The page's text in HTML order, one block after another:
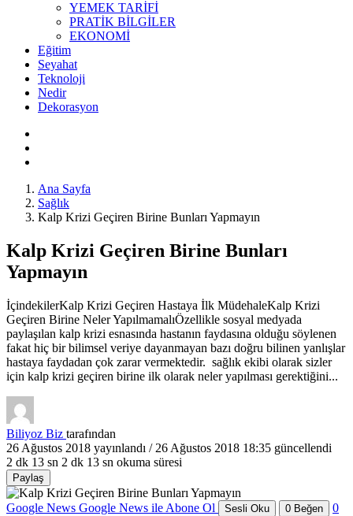
YEMEK TARİFİ
PRATİK BİLGİLER
EKONOMİ
Eğitim
Seyahat
Teknoloji
Nedir
Dekorasyon
Ana Sayfa
Sağlık
Kalp Krizi Geçiren Birine Bunları Yapmayın
Kalp Krizi Geçiren Birine Bunları
Yapmayın
İçindekilerKalp Krizi Geçiren Hastaya İlk MüdehaleKalp Krizi
Geçiren Birine Neler YapılmamalıÖzellikle sosyal medyada
paylaşılan kalp krizi esnasında hastanın faydasına olduğu söylenen
fakat hiç bir bilimsel veriye dayanmayan bazı doğru bilinen yanlışlar
hastaya faydadan çok zarar vermektedir. sağlık ekibi olarak sizler
için kalp krizi geçiren birine ilk olarak neler yapılması gerektiğini...
Biliyoz Biz tarafından
26 Ağustos 2018 yayınlandı / 26 Ağustos 2018 18:35 güncellendi
2 dk 13 sn 2 dk 13 sn okuma süresi
Paylaş
Google News Google News ile Abone Ol Sesli Oku 0 Beğen
0